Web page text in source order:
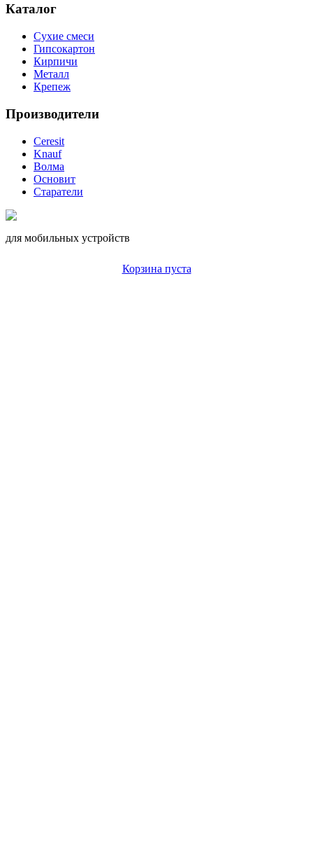
Каталог
Сухие смеси
Гипсокартон
Кирпичи
Металл
Крепеж
Производители
Ceresit
Knauf
Волма
Основит
Старатели
для мобильных устройств
Корзина пуста